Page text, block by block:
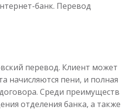
банк. Перевод
перевод. Клиент может
начисляются пени, и полная
Среди преимуществ
отделения банка, а также